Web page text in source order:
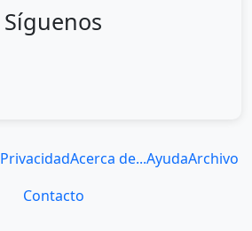
Síguenos
PrivacidadAcerca de...AyudaArchivo
Contacto